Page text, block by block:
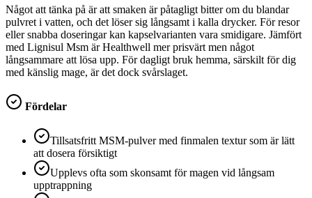
Något att tänka på är att smaken är påtagligt bitter om du blandar
pulvret i vatten, och det löser sig långsamt i kalla drycker. För resor
eller snabba doseringar kan kapselvarianten vara smidigare. Jämfört
med Lignisul Msm är Healthwell mer prisvärt men något
långsammare att lösa upp. För dagligt bruk hemma, särskilt för dig
med känslig mage, är det dock svårslaget.
Fördelar
Tillsatsfritt MSM-pulver med finmalen textur som är lätt
att dosera försiktigt
Upplevs ofta som skonsamt för magen vid långsam
upptrappning